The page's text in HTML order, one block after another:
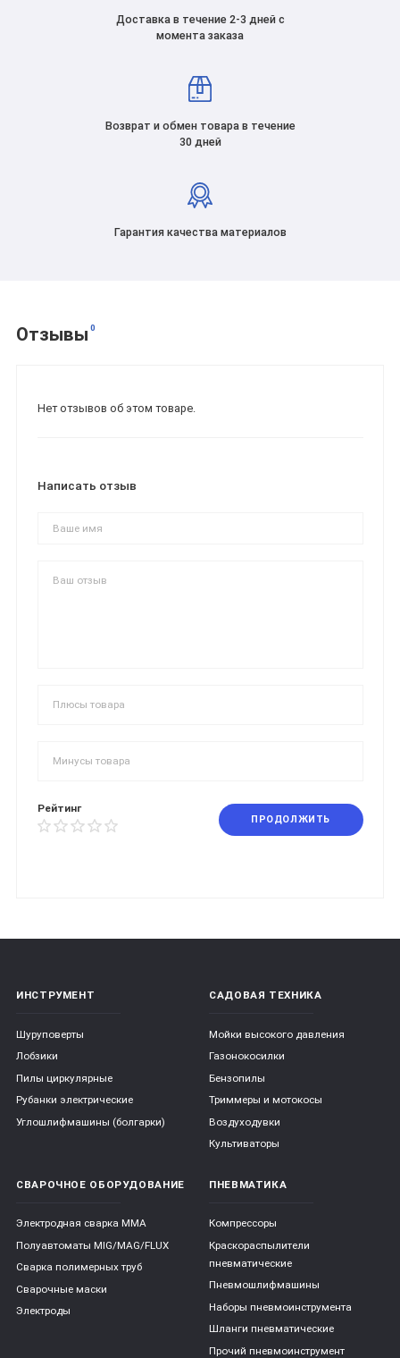
Доставка в течение 2-3 дней с
момента заказа
Возврат и обмен товара в течение
30 дней
Гарантия качества материалов
Отзывы 0
Нет отзывов об этом товаре.
Написать отзыв
Рейтинг
ПРОДОЛЖИТЬ
ИНСТРУМЕНТ
Шуруповерты
Лобзики
Пилы циркулярные
Рубанки электрические
Углошлифмашины (болгарки)
САДОВАЯ ТЕХНИКА
Мойки высокого давления
Газонокосилки
Бензопилы
Триммеры и мотокосы
Воздуходувки
Культиваторы
СВАРОЧНОЕ ОБОРУДОВАНИЕ
Электродная сварка ММА
Полуавтоматы MIG/MAG/FLUX
Сварка полимерных труб
Сварочные маски
Электроды
ПНЕВМАТИКА
Компрессоры
Краскораспылители
пневматические
Пневмошлифмашины
Наборы пневмоинструмента
Шланги пневматические
Прочий пневмоинструмент